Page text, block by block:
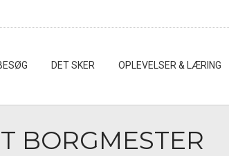
DET SKER OPLEVELSER & LÆRING
BORGMESTER